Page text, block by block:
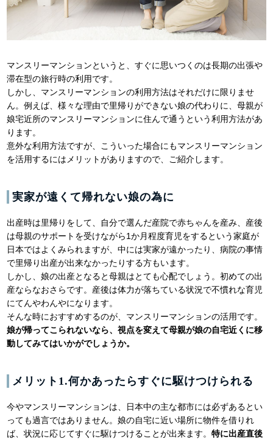
マンスリーマンションというと、すぐに思いつくのは長期の出張や
滞在型の旅行時の利用です。
しかし、マンスリーマンションの利用方法はそれだけに限りませ
ん。例えば、様々な理由で里帰りができない娘の代わりに、母親が
娘宅近所のマンスリーマンションに住んで通うという利用方法があ
ります。
意外な利用方法ですが、こういった場合にもマンスリーマンション
を活用するにはメリットがありますので、ご紹介します。
実家が遠くて帰れない娘の為に
出産時は里帰りをして、自分で選んだ産院で赤ちゃんを産み、産後
は母親のサポートを受けながら1か月程度育児をするという家庭が
日本ではよくみられますが、中には実家が遠かったり、病院の事情
で里帰り出産が出来なかったりする方もいます。
しかし、娘の出産となると母親はとても心配でしょう。初めての出
産ならなおさらです。産後は体力が落ちている状況で不慣れな育児
にてんやわんやになります。
そんな時におすすめするのが、マンスリーマンションの活用です。
娘が帰ってこられないなら、視点を変えて母親が娘の自宅近くに移
動してみてはいかがでしょうか。
メリット1.何かあったらすぐに駆けつけられる
今やマンスリーマンションは、日本中の主な都市には必ずあるとい
っても過言ではありません。娘の自宅に近い場所に物件を借りれ
ば、状況に応じてすぐに駆けつけることが出来ます。特に出産直後